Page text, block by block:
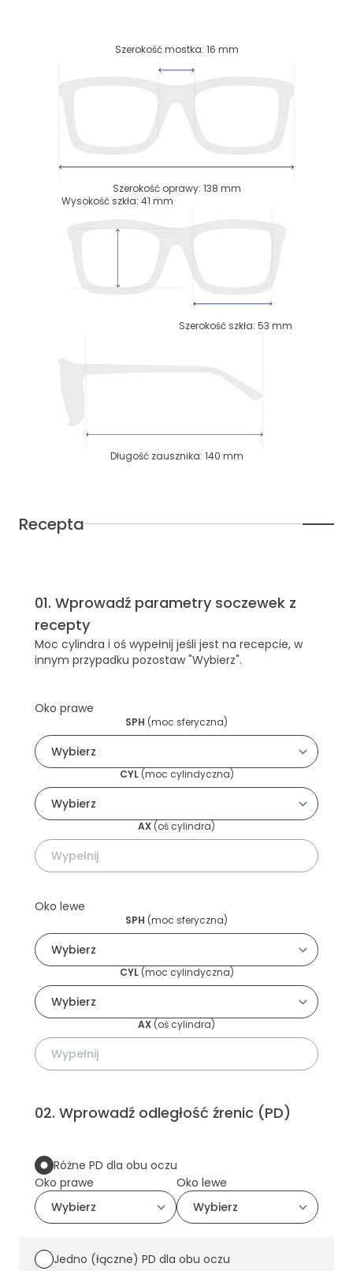
Szerokość mostka: 16 mm
Szerokość oprawy: 138 mm
Wysokość szkła: 41 mm
Szerokość szkła: 53 mm
Długość zausznika: 140 mm
Recepta
01. Wprowadź parametry soczewek z
recepty
Moc cylindra i oś wypełnij jeśli jest na recepcie, w
innym przypadku pozostaw "Wybierz".
Oko prawe
SPH (moc sferyczna)
CYL(moc cylindyczna)
AX (oś cylindra)
Oko lewe
SPH (moc sferyczna)
CYL(moc cylindyczna)
AX (oś cylindra)
02. Wprowadź odległość źrenic (PD)
Różne PD dla obu oczu
Oko prawe
Oko lewe
Jedno (łączne) PD dla obu oczu